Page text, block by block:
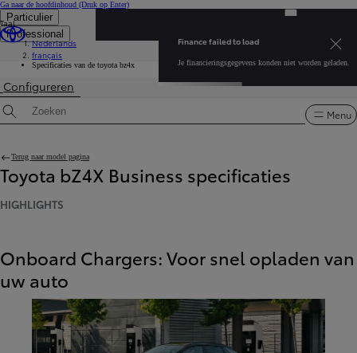
Ga naar de hoofdinhoud (Druk op Enter)
Particulier
Professional
Taal
Nederlands
français
...
Ontdek ons volledige gamma
Toyota bz4x
Specificaties van de toyota bz4x
Finance failed to load Je financieringsgegevens konden niet worden geladen.
Finance failed to load
Je financieringsgegevens konden niet worden geladen.
Configureren
Specificaties zoeken Menu
Terug naar model pagina
Toyota bZ4X Business specificaties
HIGHLIGHTS
Onboard Chargers: Voor snel opladen van
uw auto